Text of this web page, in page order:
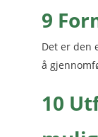
9
Det er den
å
10